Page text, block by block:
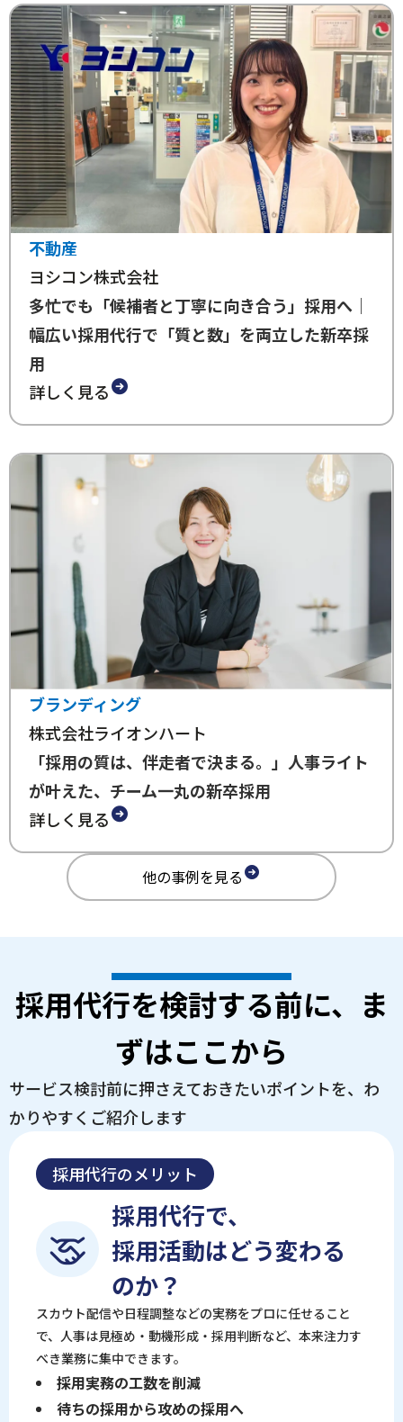
不動産
ヨシコン株式会社
多忙でも「候補者と丁寧に向き合う」採用へ｜
幅広い採用代行で「質と数」を両立した新卒採
用
詳しく見る
ブランディング
株式会社ライオンハート
「採用の質は、伴走者で決まる。」人事ライト
が叶えた、チーム一丸の新卒採用
詳しく見る
他の事例を見る
採用代行を検討する前に、ま
ずはここから
サービス検討前に押さえておきたいポイントを、わ
かりやすくご紹介します
採用代行のメリット
採用代行で、
採用活動はどう変わる
のか？
スカウト配信や日程調整などの実務をプロに任せること
で、人事は見極め・動機形成・採用判断など、本来注力す
べき業務に集中できます。
採用実務の工数を削減
待ちの採用から攻めの採用へ